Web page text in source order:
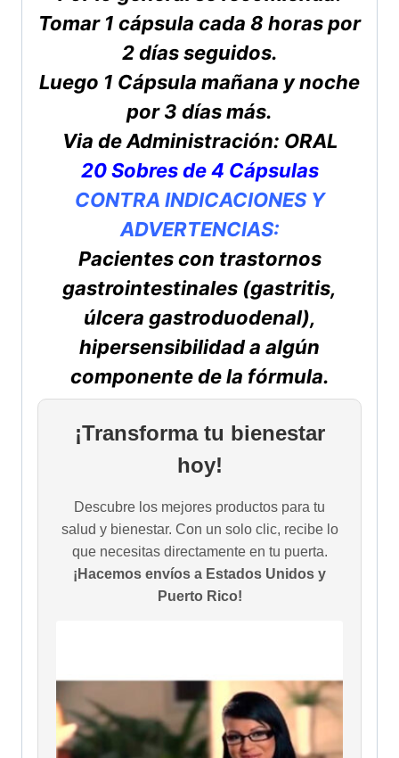
Tomar 1 cápsula cada 8 horas por
2 días seguidos.
Luego 1 Cápsula mañana y noche
por 3 días más.
Via de Administración: ORAL
20 Sobres de 4 Cápsulas
CONTRA INDICACIONES Y
ADVERTENCIAS:
Pacientes con trastornos
gastrointestinales (gastritis,
úlcera gastroduodenal),
hipersensibilidad a algún
componente de la fórmula.
¡Transforma tu bienestar
hoy!
Descubre los mejores productos para tu
salud y bienestar. Con un solo clic, recibe lo
que necesitas directamente en tu puerta.
¡Hacemos envíos a Estados Unidos y
Puerto Rico!